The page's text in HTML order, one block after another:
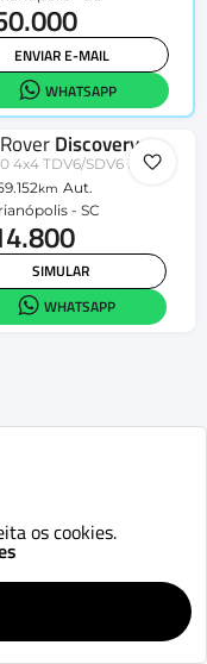
ENVIAR E-MAIL
WHATSAPP
Discovery
4 SE 3.0 4x4 TDV6/SDV6 Die.Aut.
km Aut.
- SC
SIMULAR
WHATSAPP
os cookies.